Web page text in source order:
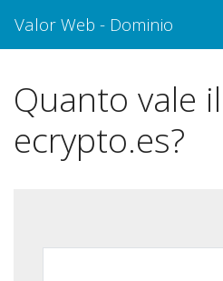
Valor Web - Dominio
Quanto vale
ecrypto.es?